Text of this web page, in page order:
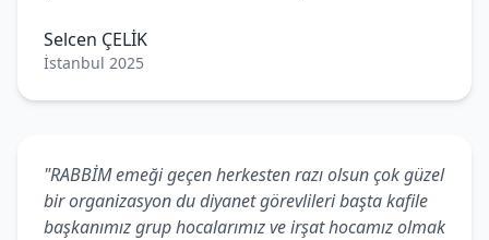
Selcen ÇELİK
İstanbul 2025
"RABBİM emeği geçen herkesten razı olsun çok güzel
bir organizasyon du diyanet görevlileri başta kafile
başkanımız grup hocalarımız ve irşat hocamız olmak